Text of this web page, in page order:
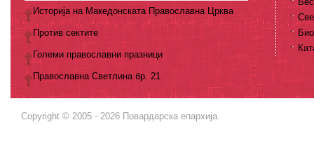
Историја на Македонската Православна Црква
Против сектите
Големи православни празници
Православна Светлина бр. 21
Copyright © 2005 - 2026 Повардарска епархија.